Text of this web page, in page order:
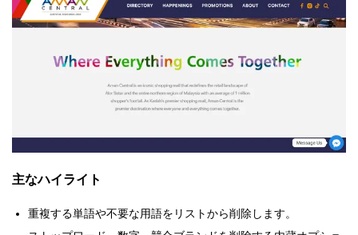
主なハイライト
重複する単語や不要な用語をリストから削除します。